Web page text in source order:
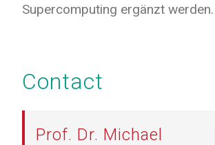
Supercomputing ergänzt werden.
Contact
Prof. Dr. Michael